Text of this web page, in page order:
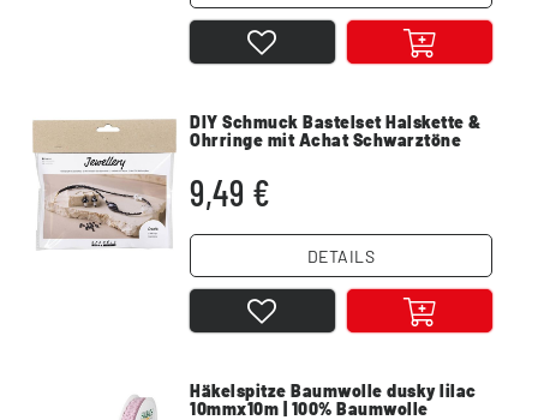
DIY Schmuck Bastelset Halskette &
Ohrringe mit Achat Schwarztöne
9,49 €
DETAILS
Häkelspitze Baumwolle dusky lilac
10mmx10m | 100% Baumwolle